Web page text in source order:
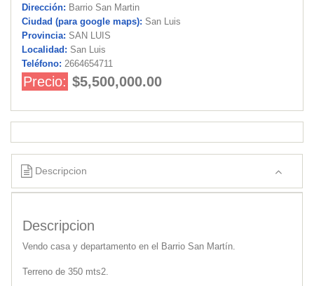
Dirección: Barrio San Martin
Ciudad (para google maps): San Luis
Provincia: SAN LUIS
Localidad: San Luis
Teléfono: 2664654711
Precio: $5,500,000.00
Descripcion
Descripcion
Vendo casa y departamento en el Barrio San Martín.
Terreno de 350 mts2.